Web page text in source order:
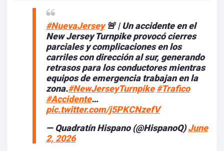
#NuevaJersey🚨 | Un accidente en el
New Jersey Turnpike provocó cierres
parciales y complicaciones en los
carriles con dirección al sur, generando
retrasos para los conductores mientras
equipos de emergencia trabajan en la
zona.#NewJerseyTurnpike #Trafico
#Accidente…
pic.twitter.com/j5PKCNzefV
— Quadratín Hispano (@HispanoQ)June
2, 2026